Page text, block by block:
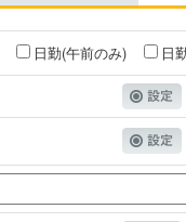
日勤(午前のみ) 日